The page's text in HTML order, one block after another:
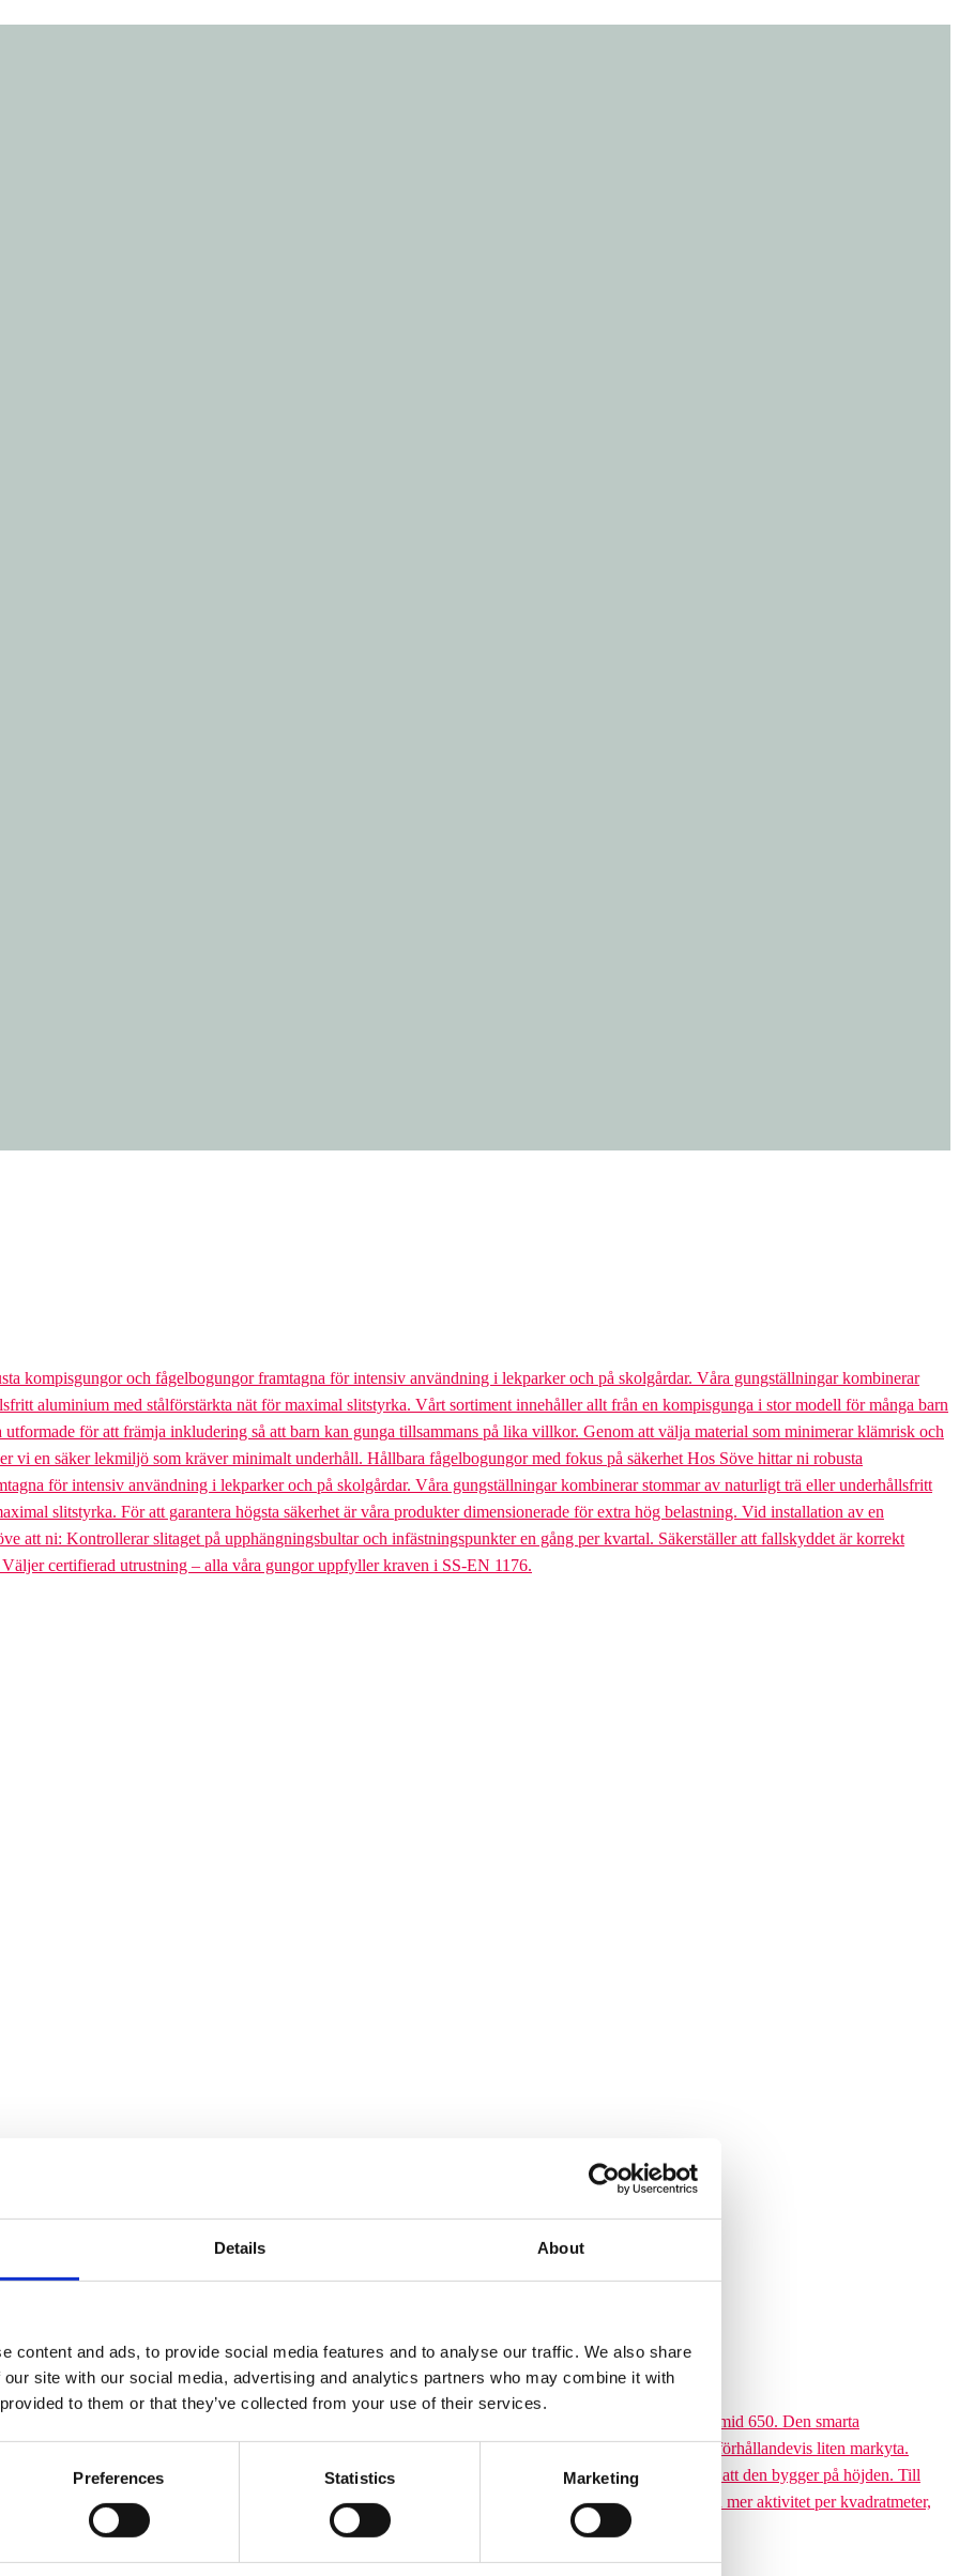
Details About
content and ads, to provide social media features and to analyse our traffic. We also share
site with our social media, advertising and analytics partners who may combine it with
to them or that they’ve collected from your use of their services.
Preferences Statistics Marketing
kompisgungor och fågelbogungor framtagna för intensiv användning i lekparker och på skolgårdar. Våra gungställningar kombinerar
aluminium med stålförstärkta nät för maximal slitstyrka. Vårt sortiment innehåller allt från en kompisgunga i stor modell för många barn
för att främja inkludering så att barn kan gunga tillsammans på lika villkor. Genom att välja material som minimerar klämrisk och
vi en säker lekmiljö som kräver minimalt underhåll. Hållbara fågelbogungor med fokus på säkerhet Hos Söve hittar ni robusta
för intensiv användning i lekparker och på skolgårdar. Våra gungställningar kombinerar stommar av naturligt trä eller underhållsfritt
slitstyrka. För att garantera högsta säkerhet är våra produkter dimensionerade för extra hög belastning. Vid installation av en
att ni: Kontrollerar slitaget på upphängningsbultar och infästningspunkter en gång per kvartal. Säkerställer att fallskyddet är korrekt
certifierad utrustning – alla våra gungor uppfyller kraven i SS-EN 1176.
finns i flera storlekar, från tre meters höjd upp till den 6,5 meter höga Climbing pyramid 650. Läs mer...
klätterpyramider finns i flera storlekar, från tre meters höjd upp till den 6,5 meter höga Climbing pyramid 650. Den smarta
barn från cirka 6 år och uppåt att klättra på en och samma gång. Dessutom tar klätterpyramiden upp en förhållandevis liten markyta.
med en diameter på cirka 9–14,5 meter. Det som gör klätterpyramiden till ett yteffektivt val är att den bygger på höjden. Till
större plats, maximerar nätstrukturen antalet användare på ytan. Ni får plats med betydligt fler barn och mer aktivitet per kvadratmeter,
och kommunala parker.